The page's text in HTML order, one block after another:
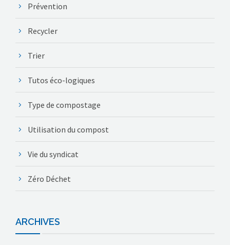
Prévention
Recycler
Trier
Tutos éco-logiques
Type de compostage
Utilisation du compost
Vie du syndicat
Zéro Déchet
ARCHIVES